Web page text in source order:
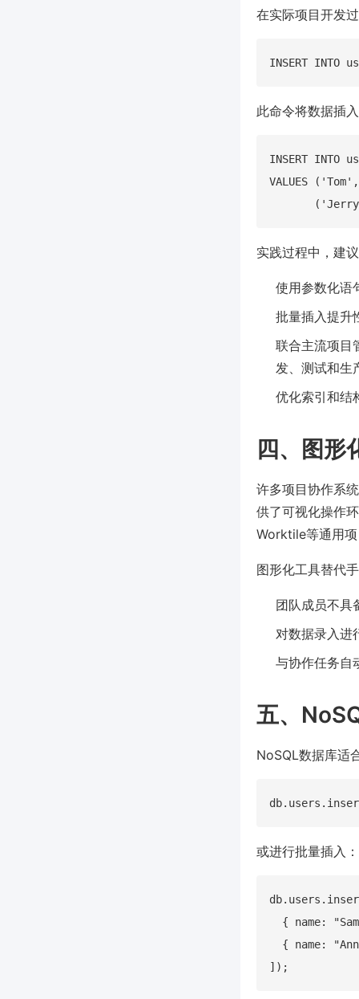
在实际项目开发
此命令将数据插
INSERT INTO
VALUES
实践过程中，建
使用参数化语
批量插入提升
联合主流项目
发、测试和生
优化索引和结
四、图形
许多项目协作系
供了可视化操作
Worktile等通用
图形化工具替代
团队成员不具
对数据录入进
与协作任务自
五、
NoSQL数据库适
或进行批量插入：
{ name:
{ name: